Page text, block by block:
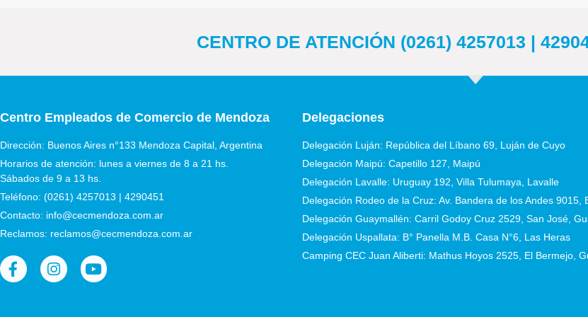
CENTRO DE ATENCIÓN (0261) 4257013 |
Centro Empleados de Comercio de Mendoza
Dirección: Buenos Aires n°133 Mendoza Capital, Argentina
Horarios de atención: lunes a viernes de 8 a 21 hs.
Sábados de 9 a 13 hs.
Teléfono: (0261) 4257013 | 4290451
Contacto: info@cecmendoza.com.ar
Reclamos: reclamos@cecmendoza.com.ar
Delegaciones
Delegación Luján: República del Líbano 69, Luján de Cuyo
Delegación Maipú: Capetillo 127, Maipú
Delegación Lavalle: Uruguay 192, Villa Tulumaya, Lavalle
Delegación Rodeo de la Cruz: Av. Bandera de los Andes
Delegación Guaymallén: Carril Godoy Cruz 2529, San José,
Delegación Uspallata: B° Panella M.B. Casa N°6, Las Heras
Camping CEC Juan Aliberti: Mathus Hoyos 2525, El Bermejo,